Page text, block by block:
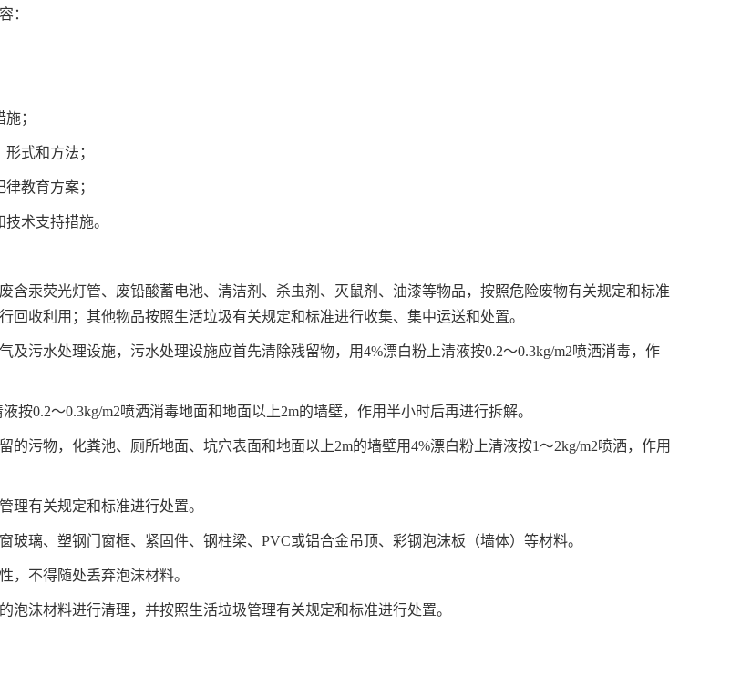
：
；
式和方法；
教育方案；
术支持措施。
含汞荧光灯管、废铅酸蓄电池、清洁剂、杀虫剂、灭鼠剂、油漆等物品，按照危险废物有关规定和标准
收利用；其他物品按照生活垃圾有关规定和标准进行收集、集中运送和处置。
及污水处理设施，污水处理设施应首先清除残留物，用4%漂白粉上清液按0.2～0.3kg/m2喷洒消毒，作
按0.2～0.3kg/m2喷洒消毒地面和地面以上2m的墙壁，作用半小时后再进行拆解。
污物，化粪池、厕所地面、坑穴表面和地面以上2m的墙壁用4%漂白粉上清液按1～2kg/m2喷洒，作用
理有关规定和标准进行处置。
璃、塑钢门窗框、紧固件、钢柱梁、PVC或铝合金吊顶、彩钢泡沫板（墙体）等材料。
，不得随处丢弃泡沫材料。
沫材料进行清理，并按照生活垃圾管理有关规定和标准进行处置。